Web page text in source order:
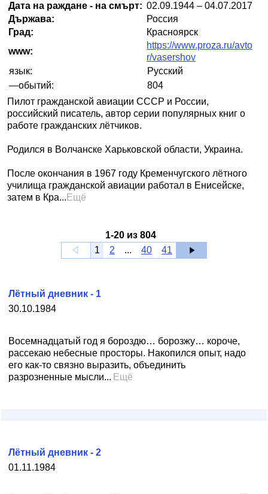
Дата на раждане - на смърт: 02.09.1944 – 04.07.2017
Държава:
Россия
Град:
Красноярск
www:
https://www.proza.ru/avto
r/vasershov
язык:
Русский
—обытий:
804
Пилот гражданской авиации СССР и России,
российский писатель, автор серии популярных книг о
работе гражданских лётчиков.
Родился в Волчанске Харьковской области, Украина.
После окончания в 1967 году Кременчугского лётного
училища гражданской авиации работал в Енисейске,
затем в Кра... Ещё
1-20 из804
1
2 ... 40 41
30.10.1984
Лётный дневник - 1
Восемнадцатый год я бороздю… борозжу… короче,
рассекаю небесные просторы. Накопился опыт, надо
его как-то связно выразить, объединить
разрозненные мысли... Ещё
01.11.1984
Лётный дневник - 2